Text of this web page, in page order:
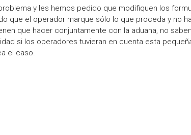
y les hemos pedido que modifiquen los
que el operador marque sólo lo que proceda y no
que hacer conjuntamente con la aduana, no
si los operadores tuvieran en cuenta esta
el caso.